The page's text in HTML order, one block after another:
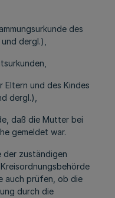
des
dergl.),
Eltern und des Kindes
dergl.),
daß die Mutter bei
gemeldet war.
der zuständigen
auch prüfen, ob die
durch die